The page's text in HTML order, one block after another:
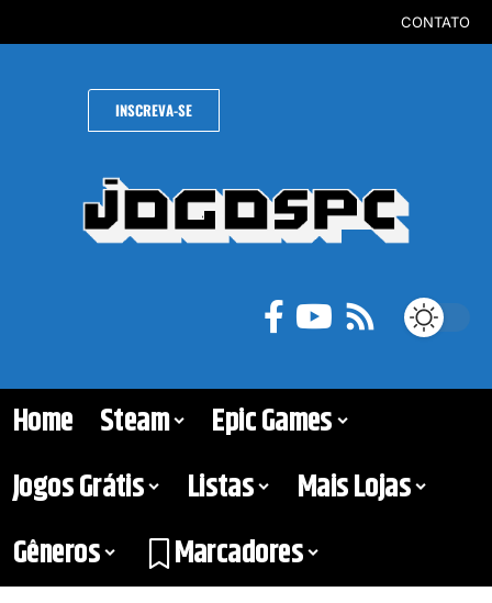
CONTATO
INSCREVA-SE
Home Steam
Epic Games
Jogos Grátis
Listas
Mais Lojas
Gêneros
Marcadores